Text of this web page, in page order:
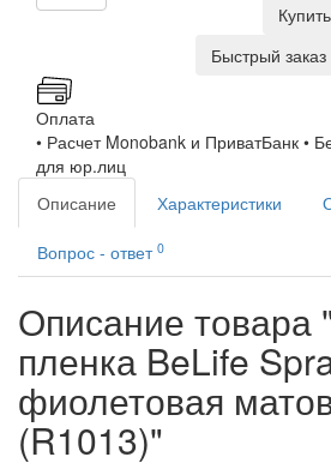
Купить
Быстрый заказ
Оплата
• Расчет Monobank и ПриватБанк •
для юр.лиц
Описание
Характеристики
Вопрос - ответ 0
Описание товара
пленка BeLife
фиолетовая
(R1013)"